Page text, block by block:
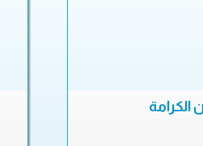
الكرامة